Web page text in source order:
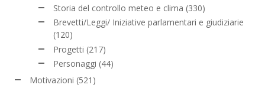
Storia del controllo meteo e clima (330)
Brevetti/Leggi/ Iniziative parlamentari e giudiziarie
(120)
Progetti (217)
Personaggi (44)
Motivazioni (521)